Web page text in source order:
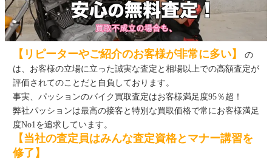
【リピーターやご紹介のお客様が非常に多い】
は、お客様の立場に立った誠実な査定と相場以上での高額査定が
評価されてのことだと自負しております。
事実、パッションのバイク買取査定はお客様満足度95％超！
弊社パッションは最高の接客と特別な買取価格で常にお客様満足
度No1を追求しています。
【当社の査定員はみんな査定資格とマナー講習を
修了】